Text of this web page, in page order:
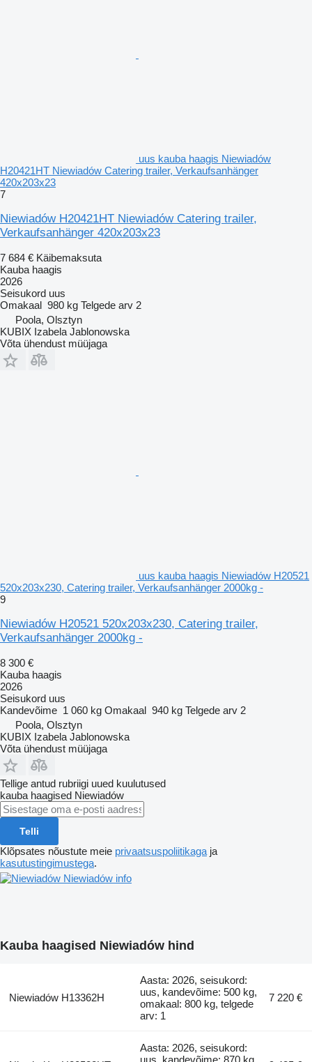
uus kauba haagis Niewiadów
H20421HT Niewiadów Catering trailer, Verkaufsanhänger
420x203x23
7
Niewiadów H20421HT Niewiadów Catering trailer,
Verkaufsanhänger 420x203x23
7 684 € Käibemaksuta
Kauba haagis
2026
Seisukord uus
Omakaal 980 kg Telgede arv 2
Poola, Olsztyn
KUBIX Izabela Jablonowska
Võta ühendust müüjaga
uus kauba haagis Niewiadów H20521
520x203x230, Catering trailer, Verkaufsanhänger 2000kg -
9
Niewiadów H20521 520x203x230, Catering trailer,
Verkaufsanhänger 2000kg -
8 300 €
Kauba haagis
2026
Seisukord uus
Kandevõime 1 060 kg Omakaal 940 kg Telgede arv 2
Poola, Olsztyn
KUBIX Izabela Jablonowska
Võta ühendust müüjaga
Tellige antud rubriigi uued kuulutused
kauba haagised Niewiadów
Telli
Klõpsates nõustute meie privaatsuspoliitikaga ja
kasutustingimustega.
Niewiadów info
Kauba haagised Niewiadów hind
Niewiadów H13362H
Aasta: 2026, seisukord:
uus, kandevõime: 500 kg,
omakaal: 800 kg, telgede
arv: 1
7 220 €
Aasta: 2026, seisukord:
uus, kandevõime: 870 kg,